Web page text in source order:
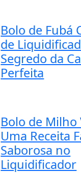
Bolo de Fubá
de
Segredo da
Perfeita
Bolo de Milho
Uma Receita
Saborosa no
Liquidificador